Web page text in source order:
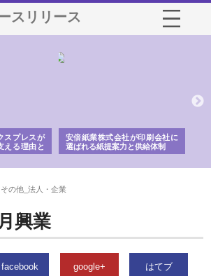
スリリース
スプレスが
える理由と
安倍紙業株式会社が印刷会社に
選ばれる紙提案力と供給体制
その他_法人・企業
興業
facebook google+ はてブ